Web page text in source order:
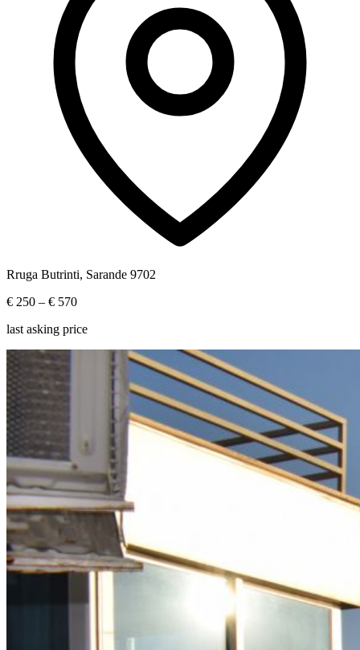
Rruga Butrinti, Sarande 9702
€ 250 – € 570
last asking price